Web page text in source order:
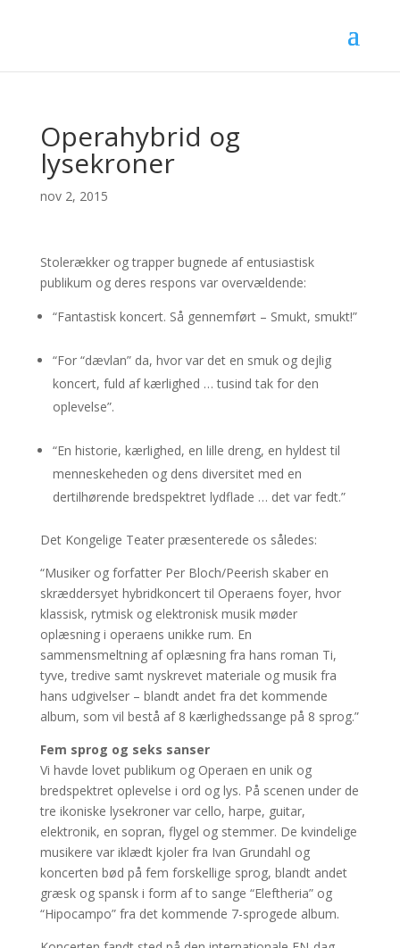
Operahybrid og
lysekroner
nov 2, 2015
Stolerækker og trapper bugnede af entusiastisk
publikum og deres respons var overvældende:
“Fantastisk koncert. Så gennemført – Smukt, smukt!”
“For “dævlan” da, hvor var det en smuk og dejlig
koncert, fuld af kærlighed … tusind tak for den
oplevelse”.
“En historie, kærlighed, en lille dreng, en hyldest til
menneskeheden og dens diversitet med en
dertilhørende bredspektret lydflade … det var fedt.”
Det Kongelige Teater præsenterede os således:
“Musiker og forfatter Per Bloch/Peerish skaber en
skræddersyet hybridkoncert til Operaens foyer, hvor
klassisk, rytmisk og elektronisk musik møder
oplæsning i operaens unikke rum. En
sammensmeltning af oplæsning fra hans roman Ti,
tyve, tredive samt nyskrevet materiale og musik fra
hans udgivelser – blandt andet fra det kommende
album, som vil bestå af 8 kærlighedssange på 8 sprog.”
Fem sprog og seks sanser
Vi havde lovet publikum og Operaen en unik og
bredspektret oplevelse i ord og lys. På scenen under de
tre ikoniske lysekroner var cello, harpe, guitar,
elektronik, en sopran, flygel og stemmer. De kvindelige
musikere var iklædt kjoler fra Ivan Grundahl og
koncerten bød på fem forskellige sprog, blandt andet
græsk og spansk i form af to sange “Eleftheria” og
“Hipocampo” fra det kommende 7-sprogede album.